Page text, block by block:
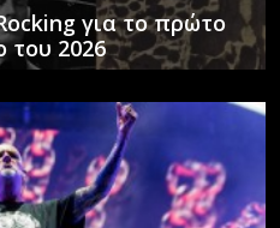
για το πρώτο
του 2026